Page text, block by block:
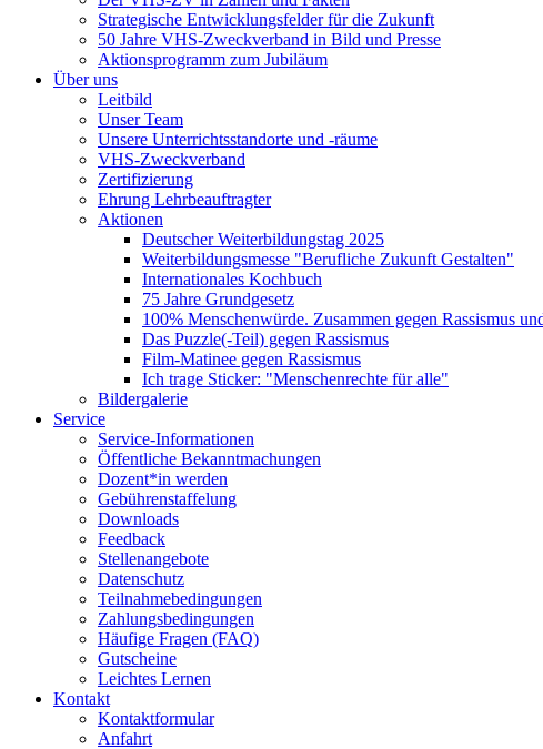
Strategische Entwicklungsfelder für die Zukunft
50 Jahre VHS-Zweckverband in Bild und Presse
Aktionsprogramm zum Jubiläum
Über uns
Leitbild
Unser Team
Unsere Unterrichtsstandorte und -räume
VHS-Zweckverband
Zertifizierung
Ehrung Lehrbeauftragter
Aktionen
Deutscher Weiterbildungstag 2025
Weiterbildungsmesse "Berufliche Zukunft Gestalten"
Internationales Kochbuch
75 Jahre Grundgesetz
100% Menschenwürde. Zusammen gegen Rassismus
Das Puzzle(-Teil) gegen Rassismus
Film-Matinee gegen Rassismus
Ich trage Sticker: "Menschenrechte für alle"
Bildergalerie
Service
Service-Informationen
Öffentliche Bekanntmachungen
Dozent*in werden
Gebührenstaffelung
Downloads
Feedback
Stellenangebote
Datenschutz
Teilnahmebedingungen
Zahlungsbedingungen
Häufige Fragen (FAQ)
Gutscheine
Leichtes Lernen
Kontakt
Kontaktformular
Anfahrt